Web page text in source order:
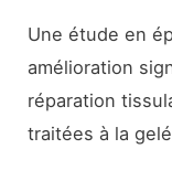
Une étude en
amélioration
réparation
traitées à la